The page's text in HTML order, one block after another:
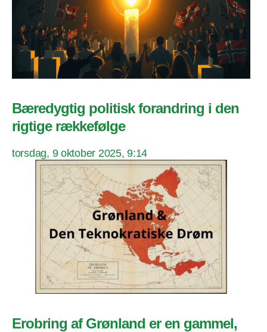
Bæredygtig politisk forandring i den
rigtige rækkefølge
torsdag, 9 oktober 2025, 9:14
Erobring af Grønland er en gammel,